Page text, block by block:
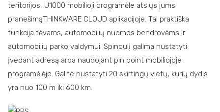
teritorijos, U1000 mobilioji programėle atsiųs jums
pranešimąTHINKWARE CLOUD aplikacijoje. Tai praktiška
funkcija tėvams, automobilių nuomos bendrovėms ir
automobilių parko valdymui. Spindulį galima nustatyti
įvedant adresą arba naudojant pin point mobiliojoje
programėlėje. Galite nustatyti 20 skirtingų vietų, kurių dydis
yra nuo 100 m iki 600 km.